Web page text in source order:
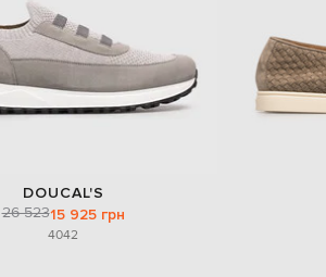
DOUCAL'S
26 52315 925 грн
4042